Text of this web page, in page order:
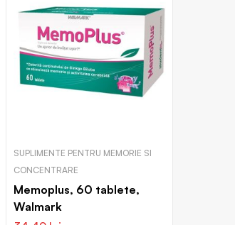
SUPLIMENTE PENTRU MEMORIE SI
CONCENTRARE
Memoplus, 60 tablete,
Walmark